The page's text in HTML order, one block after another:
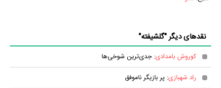
نقدهای دیگر "گلشیفته"
کوروش بامدادی: جدی‌ترین شوخی‌ها
راد شهبازی: پر بازیگر ناموفق